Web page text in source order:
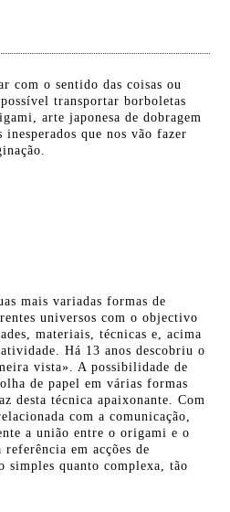
com o sentido das coisas ou
transportar borboletas
arte japonesa de dobragem
inesperados que nos vão fazer
mais variadas formas de
universos com o objectivo
materiais, técnicas e, acima
Há 13 anos descobriu o
vista». A possibilidade de
de papel em várias formas
desta técnica apaixonante. Com
com a comunicação,
a união entre o origami e o
em acções de
simples quanto complexa, tão